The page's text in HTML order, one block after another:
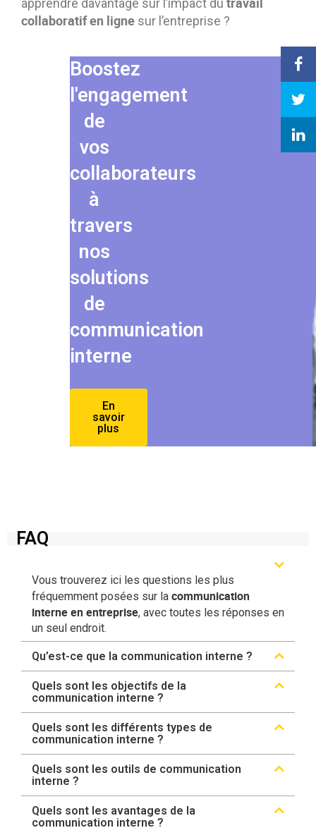
apprendre davantage sur l’impact du
collaboratif en ligne sur l’entreprise ?
Boostez
l'engagement
de
vos
collaborateurs
à
travers
nos
solutions
de
communication
interne
En
savoir
plus
FAQ
Vous trouverez ici les questions les plus
fréquemment posées sur la communication
interne en entreprise, avec toutes les réponses en
un seul endroit.
Qu’est-ce que la communication interne ?
Quels sont les objectifs de la
communication interne ?
Quels sont les différents types de
communication interne ?
Quels sont les outils de communication
interne ?
Quels sont les avantages de la
communication interne ?